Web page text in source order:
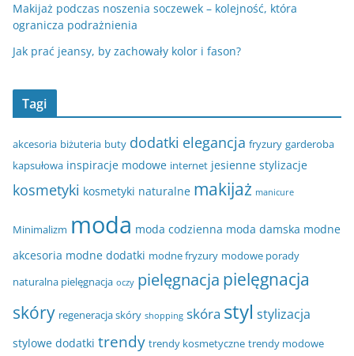
Makijaż podczas noszenia soczewek – kolejność, która
ogranicza podrażnienia
Jak prać jeansy, by zachowały kolor i fason?
Tagi
akcesoria biżuteria buty dodatki elegancja fryzury garderoba
kapsułowa inspiracje modowe internet jesienne stylizacje
kosmetyki kosmetyki naturalne makijaż manicure
Minimalizm moda moda codzienna moda damska modne
akcesoria modne dodatki modne fryzury modowe porady
naturalna pielęgnacja oczy pielęgnacja pielęgnacja
skóry regeneracja skóry shopping skóra styl stylizacja
stylowe dodatki trendy trendy kosmetyczne trendy modowe